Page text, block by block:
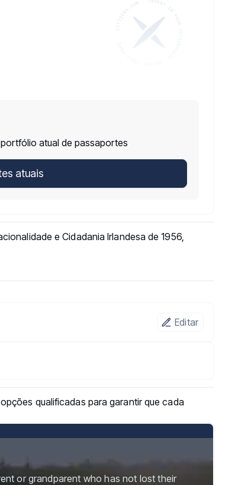
atual de passaportes
atuais
e Cidadania Irlandesa de 1956,
Editar
qualificadas para garantir que cada
or grandparent who has not lost their